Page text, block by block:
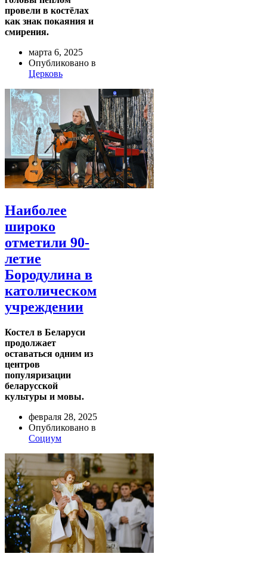
провели в костёлах
как знак покаяния и
смирения.
марта 6, 2025
Опубликовано в
Церковь
Наиболее
широко
отметили 90-
летие
Бородулина в
католическом
учреждении
Костел в Беларуси
продолжает
оставаться одним из
центров
популяризации
беларусской
культуры и мовы.
февраля 28, 2025
Опубликовано в
Социум